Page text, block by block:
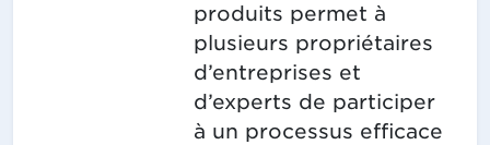
produits permet à
plusieurs propriétaires
d’entreprises et
d’experts de participer
à un processus efficace